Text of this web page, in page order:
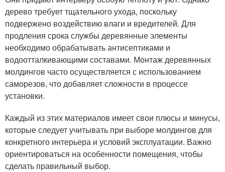
дерево требует тщательного ухода, поскольку
подвержено воздействию влаги и вредителей. Для
продления срока службы деревянные элементы
необходимо обрабатывать антисептиками и
водоотталкивающими составами. Монтаж деревянных
молдингов часто осуществляется с использованием
саморезов, что добавляет сложности в процессе
установки.
Каждый из этих материалов имеет свои плюсы и минусы,
которые следует учитывать при выборе молдингов для
конкретного интерьера и условий эксплуатации. Важно
ориентироваться на особенности помещения, чтобы
сделать правильный выбор.